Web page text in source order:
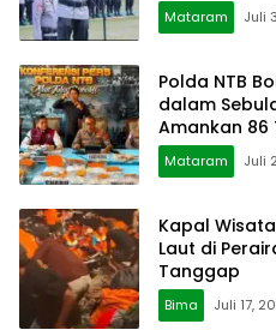
Mataram Juli
Polda NTB
dalam
Amankan 86
Mataram Juli
Kapal
Laut di
Tanggap
Bima Juli 17,